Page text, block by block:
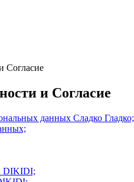
Согласие
и Согласие
данных Сладко Гладко;
DIKIDI;